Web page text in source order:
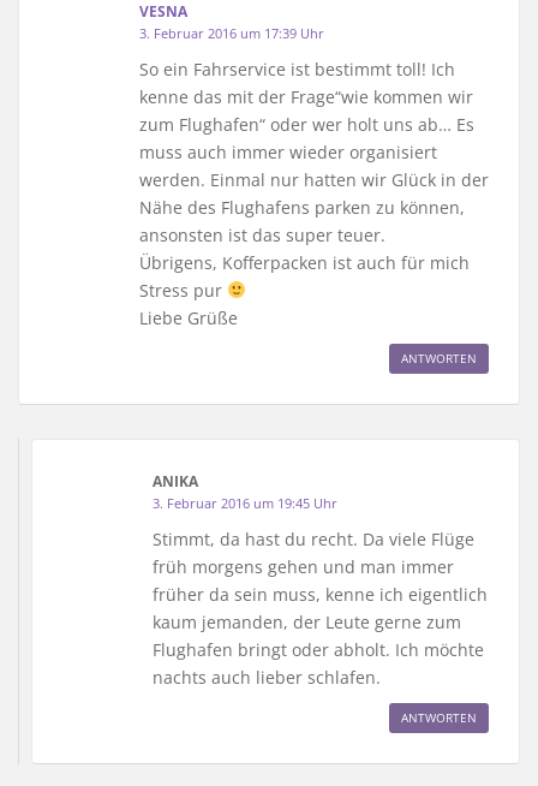
VESNA
3. Februar 2016 um 17:39 Uhr
So ein Fahrservice ist bestimmt toll! Ich
kenne das mit der Frage“wie kommen wir
zum Flughafen“ oder wer holt uns ab… Es
muss auch immer wieder organisiert
werden. Einmal nur hatten wir Glück in der
Nähe des Flughafens parken zu können,
ansonsten ist das super teuer.
Übrigens, Kofferpacken ist auch für mich
Stress pur
Liebe Grüße
ANTWORTEN
ANIKA
3. Februar 2016 um 19:45 Uhr
Stimmt, da hast du recht. Da viele Flüge
früh morgens gehen und man immer
früher da sein muss, kenne ich eigentlich
kaum jemanden, der Leute gerne zum
Flughafen bringt oder abholt. Ich möchte
nachts auch lieber schlafen.
ANTWORTEN